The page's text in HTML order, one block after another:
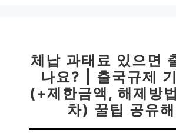
체납 과태료 있으면
나요? | 출국규제
(+제한금액, 해제방
차) 꿀팁 공유